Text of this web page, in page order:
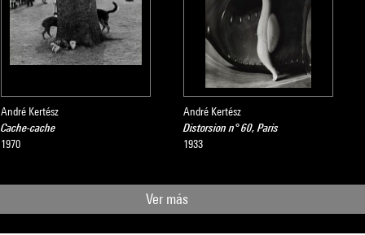
André Kertész
Cache-cache
1970
André Kertész
Distorsion n° 60, Paris
1933
Ver más